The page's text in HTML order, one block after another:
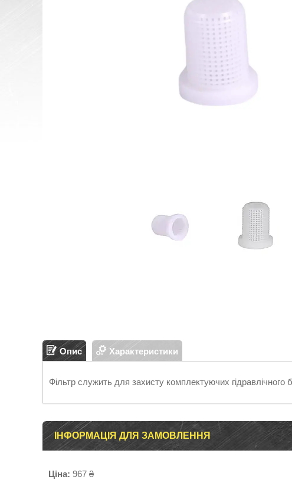
Опис Характеристики
Фільтр служить для захисту комплектуючих гідравлічного
ІНФОРМАЦІЯ ДЛЯ ЗАМОВЛЕННЯ
Ціна: 967 ₴